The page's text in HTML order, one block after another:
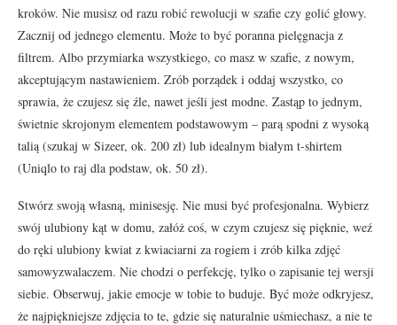
kroków. Nie musisz od razu robić rewolucji w szafie czy golić głowy.
Zacznij od jednego elementu. Może to być poranna pielęgnacja z
filtrem. Albo przymiarka wszystkiego, co masz w szafie, z nowym,
akceptującym nastawieniem. Zrób porządek i oddaj wszystko, co
sprawia, że czujesz się źle, nawet jeśli jest modne. Zastąp to jednym,
świetnie skrojonym elementem podstawowym – parą spodni z wysoką
talią (szukaj w Sizeer, ok. 200 zł) lub idealnym białym t-shirtem
(Uniqlo to raj dla podstaw, ok. 50 zł).
Stwórz swoją własną, minisesję. Nie musi być profesjonalna. Wybierz
swój ulubiony kąt w domu, załóż coś, w czym czujesz się pięknie, weź
do ręki ulubiony kwiat z kwiaciarni za rogiem i zrób kilka zdjęć
samowyzwalaczem. Nie chodzi o perfekcję, tylko o zapisanie tej wersji
siebie. Obserwuj, jakie emocje w tobie to buduje. Być może odkryjesz,
że najpiękniejsze zdjęcia to te, gdzie się naturalnie uśmiechasz, a nie te